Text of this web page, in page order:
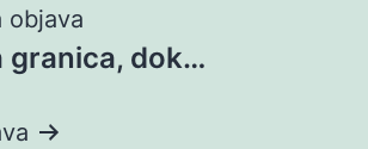
objava
granica, dok…